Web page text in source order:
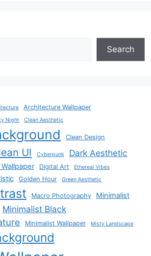
Search
Architecture Wallpaper
Night Clean Aesthetic
Clean Design
UI Cyberpunk Dark Aesthetic
Digital Art
Ethereal Vibes
Golden Hour Green Aesthetic
Macro Photography Minimalist
Minimalist Black
Minimalist Wallpaper Misty Landscape